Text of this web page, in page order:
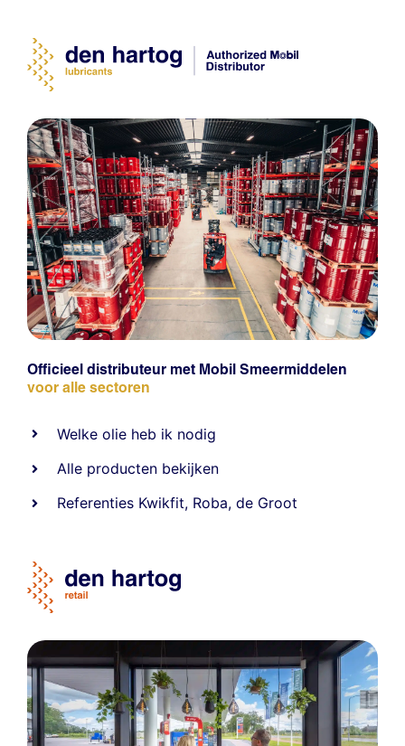
Officieel distributeur met Mobil Smeermiddelen
voor alle sectoren
Welke olie heb ik nodig
Alle producten bekijken
Referenties Kwikfit, Roba,de Groot